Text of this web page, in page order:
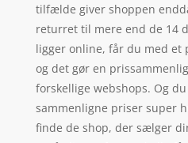
tilfælde giver shoppen
returret til mere end de 14
ligger online, får du med et
og det gør en
forskellige webshops. Og
sammenligne priser super
finde de shop, der sælger